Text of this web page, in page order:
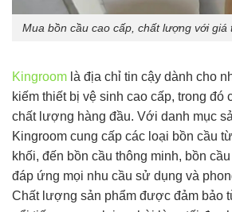
Mua bồn cầu cao cấp, chất lượng với giá
Kingroom là địa chỉ tin cậy dành cho
kiếm thiết bị vệ sinh cao cấp, trong đó
chất lượng hàng đầu. Với danh mục
Kingroom cung cấp các loại bồn cầu
khối, đến bồn cầu thông minh, bồn
đáp ứng mọi nhu cầu sử dụng và
Chất lượng sản phẩm được đảm bảo